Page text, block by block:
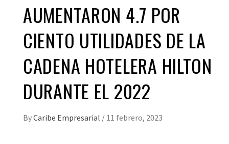
AUMENTARON 4.7 POR
CIENTO UTILIDADES DE LA
CADENA HOTELERA HILTON
DURANTE EL 2022
ByCaribe Empresarial / 11 febrero, 2023